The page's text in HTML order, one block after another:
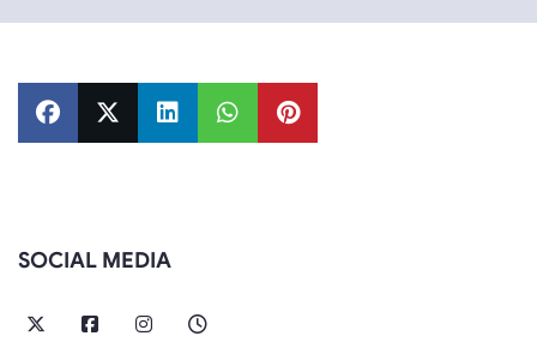
SHARE SHARE SHARE PIN
SOCIAL MEDIA